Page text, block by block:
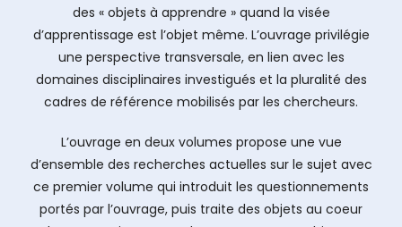
des « objets à apprendre » quand la visée
d’apprentissage est l’objet même. L’ouvrage privilégie
une perspective transversale, en lien avec les
domaines disciplinaires investigués et la pluralité des
cadres de référence mobilisés par les chercheurs.
L’ouvrage en deux volumes propose une vue
d’ensemble des recherches actuelles sur le sujet avec
ce premier volume qui introduit les questionnements
portés par l’ouvrage, puis traite des objets au coeur